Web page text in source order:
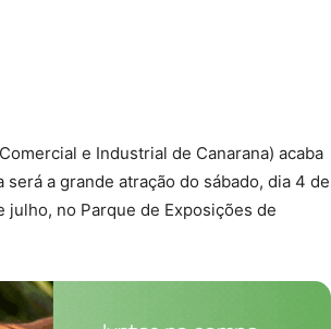
e Industrial de Canarana) acaba
a grande atração do sábado, dia 4 de
julho, no Parque de Exposições de